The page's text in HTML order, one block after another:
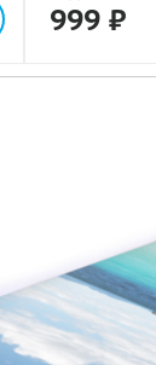
999₽